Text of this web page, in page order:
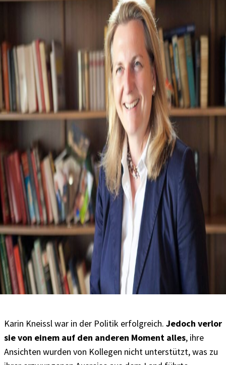
Karin Kneissl war in der Politik erfolgreich. Jedoch verlor
sie von einem auf den anderen Moment alles, ihre
Ansichten wurden von Kollegen nicht unterstützt, was zu